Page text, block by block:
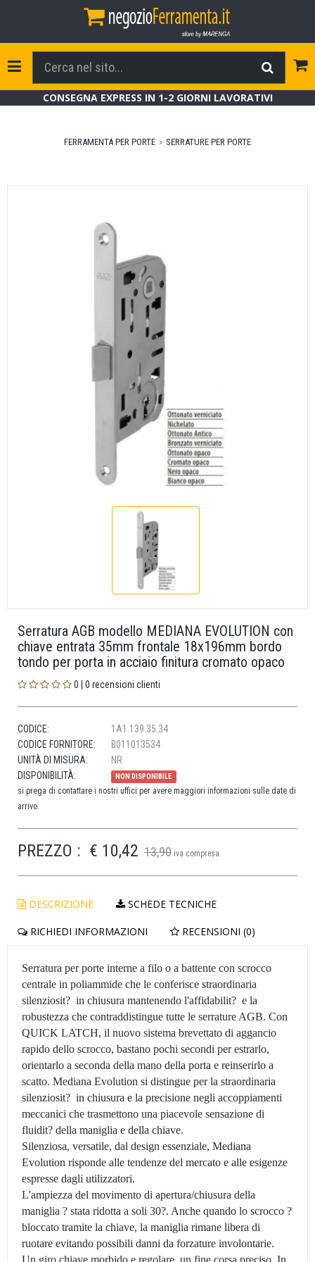
Toggle Navigation
CONSEGNA EXPRESS IN 1-2 GIORNI LAVORATIVI
FERRAMENTA PER PORTE SERRATURE PER PORTE
Serratura AGB modello MEDIANA EVOLUTION con
chiave entrata 35mm frontale 18x196mm bordo
tondo per porta in acciaio finitura cromato opaco
0 | 0 recensioni clienti
CODICE:
1A1.139.35.34
CODICE FORNITORE:
B011013534
UNITÀ DI MISURA:
NR
DISPONIBILITÀ:
NON DISPONIBILE
si prega di contattare i nostri uffici per avere maggiori informazioni sulle date di
arrivo.
PREZZO : € 10,42 13,90 iva compresa
DESCRIZIONE SCHEDE TECNICHE
RICHIEDI INFORMAZIONI RECENSIONI (0)
Serratura per porte interne a filo o a battente con scrocco
centrale in poliammide che le conferisce straordinaria
silenziosit? in chiusura mantenendo l'affidabilit? e la
robustezza che contraddistingue tutte le serrature AGB. Con
QUICK LATCH, il nuovo sistema brevettato di aggancio
rapido dello scrocco, bastano pochi secondi per estrarlo,
orientarlo a seconda della mano della porta e reinserirlo a
scatto. Mediana Evolution si distingue per la straordinaria
silenziosit? in chiusura e la precisione negli accoppiamenti
meccanici che trasmettono una piacevole sensazione di
fluidit? della maniglia e della chiave.
Silenziosa, versatile, dal design essenziale, Mediana
Evolution risponde alle tendenze del mercato e alle esigenze
espresse dagli utilizzatori.
L'ampiezza del movimento di apertura/chiusura della
maniglia ? stata ridotta a soli 30?. Anche quando lo scrocco ?
bloccato tramite la chiave, la maniglia rimane libera di
ruotare evitando possibili danni da forzature involontarie.